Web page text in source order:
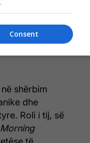
bëri një
në shërbim
me aktorin
mund të
shërbim
dhe
Roli i tij, së
Morning
Consent